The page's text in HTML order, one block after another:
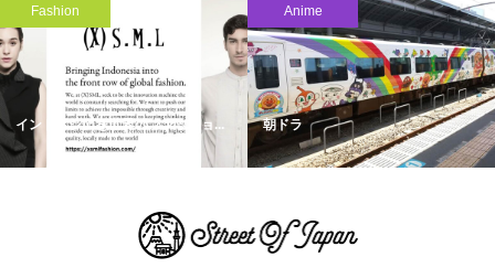
Fashion
インドネシアを世界のファッショ...
Anime
朝ドラ